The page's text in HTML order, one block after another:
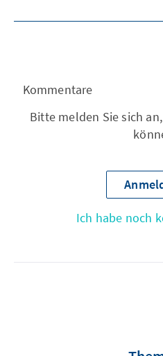
Kommentare
Bitte melden Sie sich
Ich habe noch